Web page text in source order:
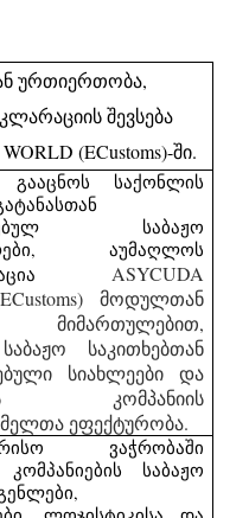
ურთიერთობა,
შევსება
(ECustoms)-ში.
გააცნოს საქონლის
საბაჟო
აუმაღლოს
ASYCUDA
მოდულთან
მიმართულებით,
საკითხებთან
სიახლეები და
კომპანიის
ეფექტურობა.
ვაჭრობაში
საბაჟო